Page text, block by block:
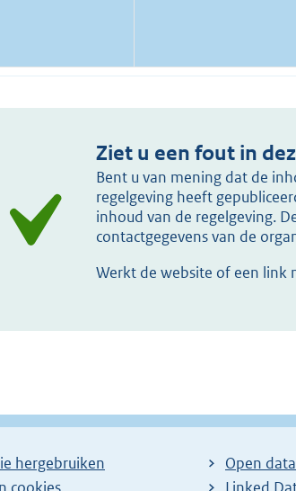
Ziet u een fout in
Bent u van mening dat de
regelgeving heeft
inhoud van de regelgeving.
contactgegevens van de
Werkt de website of een link
hergebruiken
Open data